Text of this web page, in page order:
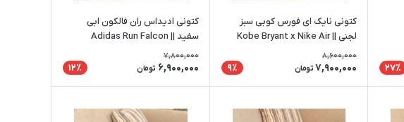
27٪
کتونی نایک ای فورس کوبی سبز
لجنی || Kobe Bryant x Nike Air
Force 1
8,600,000
7,900,000 تومان 9٪
کتونی ادیداس ران فالکون ابی
سفید || Adidas Run Falcon
7,800,000
6,900,000 تومان 12٪